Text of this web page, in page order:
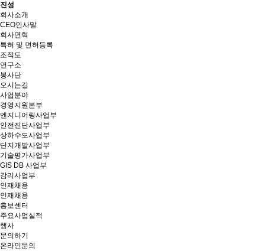
진성
회사소개
CEO인사말
회사연혁
특허 및 면허등록
조직도
연구소
봉사단
오시는길
사업분야
경영지원본부
엔지니어링사업부
안전진단사업부
상하수도사업부
단지개발사업부
기술평가사업부
GIS DB 사업부
감리사업부
인재채용
인재채용
홍보센터
주요사업실적
행사
문의하기
온라인문의